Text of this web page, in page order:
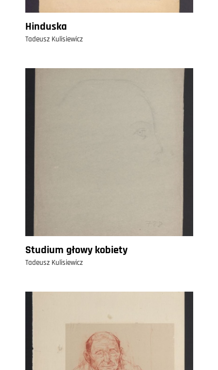
Hinduska
Tadeusz Kulisiewicz
Studium głowy kobiety
Tadeusz Kulisiewicz